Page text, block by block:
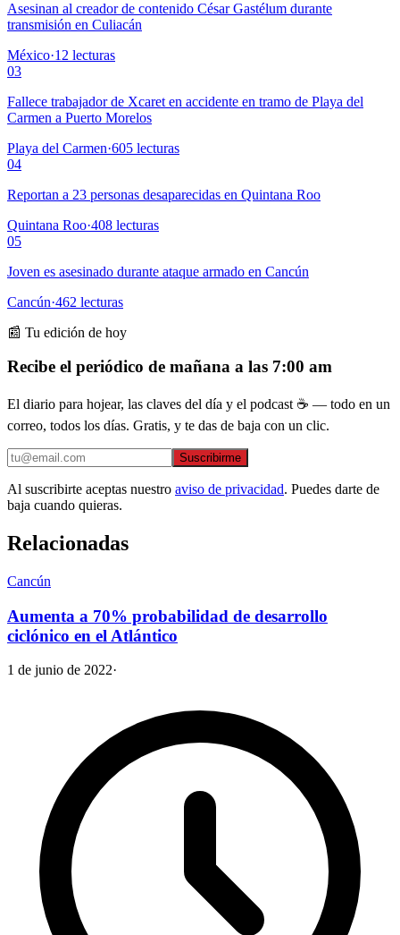
Asesinan al creador de contenido César Gastélum durante
transmisión en Culiacán
México·12 lecturas
03
Fallece trabajador de Xcaret en accidente en tramo de Playa del
Carmen a Puerto Morelos
Playa del Carmen·605 lecturas
04
Reportan a 23 personas desaparecidas en Quintana Roo
Quintana Roo·408 lecturas
05
Joven es asesinado durante ataque armado en Cancún
Cancún·462 lecturas
📰 Tu edición de hoy
Recibe el periódico de mañana a las 7:00 am
El diario para hojear, las claves del día y el podcast ☕ — todo en un
correo, todos los días. Gratis, y te das de baja con un clic.
Suscribirme
Al suscribirte aceptas nuestro aviso de privacidad. Puedes darte de
baja cuando quieras.
Relacionadas
Cancún
Aumenta a 70% probabilidad de desarrollo
ciclónico en el Atlántico
1 de junio de 2022·